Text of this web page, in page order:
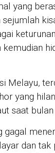
yang
Melayu,
yang
saat
gagal
dan tak